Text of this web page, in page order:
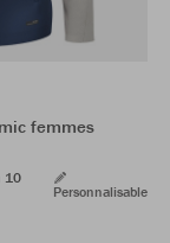
femmes
10
Personnalisable